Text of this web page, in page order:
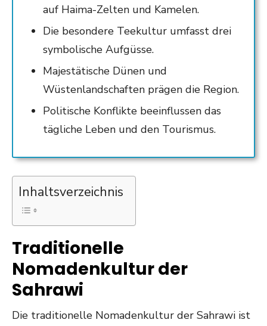
auf Haima-Zelten und Kamelen.
Die besondere Teekultur umfasst drei
symbolische Aufgüsse.
Majestätische Dünen und
Wüstenlandschaften prägen die Region.
Politische Konflikte beeinflussen das
tägliche Leben und den Tourismus.
Inhaltsverzeichnis
Traditionelle
Nomadenkultur der
Sahrawi
Die traditionelle Nomadenkultur der Sahrawi ist